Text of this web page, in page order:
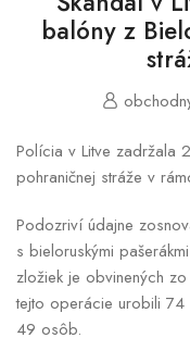
balóny z
Polícia v Litve zadržala
pohraničnej stráže v
Podozriví údajne
s bieloruskými
zložiek je obvinených
tejto operácie urobili
49 osôb.